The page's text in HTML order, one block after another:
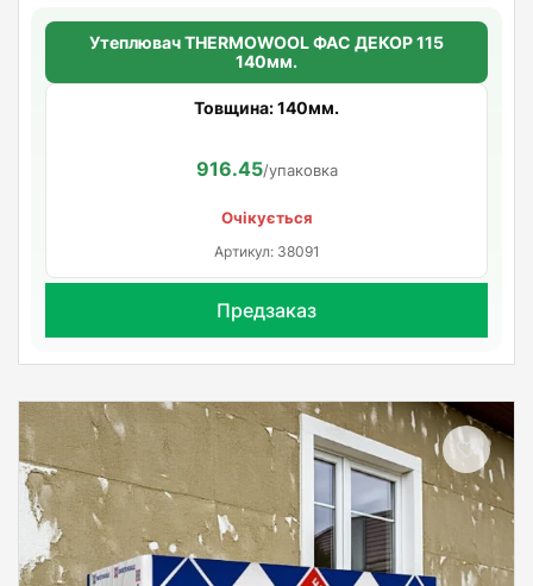
Утеплювач THERMOWOOL ФАС ДЕКОР 115
140мм.
Товщина: 140мм.
916.45/упаковка
Очікується
Артикул: 38091
Предзаказ